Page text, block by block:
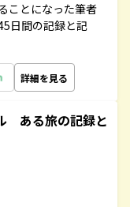
ことになった筆者
日間の記録と記
詳細を見る
ある旅の記録と